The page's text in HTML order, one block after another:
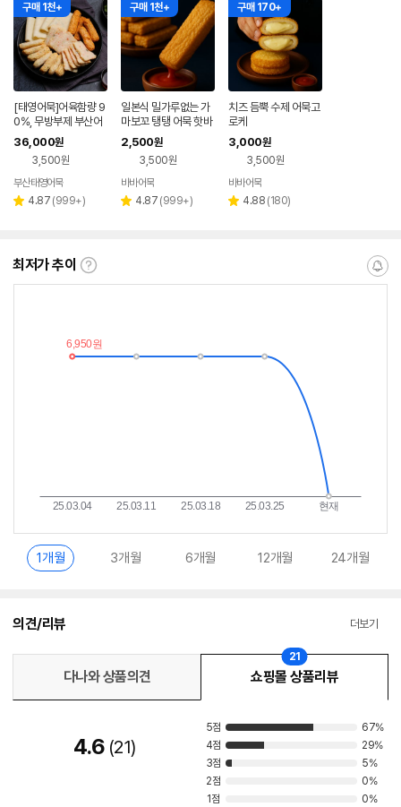
구매 1천+
[태영어묵]어육함량 9
0%, 무방부제 부산어
묵 수제 모듬셋트 900
gx3
36,000원
3,500원
페이
부산태영어묵
별 4.87 리
(999+)
구매 1천+
일본식 밀가루없는 가
마보꼬 탱탱 어묵 핫바
2,500원
3,500원
페이
바바어묵
별 4.87 리
(999+)
구매 170+
치즈 듬뿍 수제 어묵고
로케
3,000원
3,500원
페이
바바어묵
별 4.88 리
(180)
최저가 추이
최
이
란?
알
1개월 3개월 6개월 12개월 24개월
의견/리뷰 더보기
다나와 상품의견 쇼핑몰 상품리뷰
21
4.6 21
5점
67%
4점
29%
3점
5%
2점
0%
1점
0%